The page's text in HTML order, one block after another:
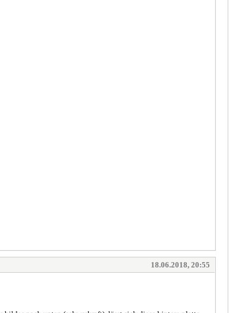
18.06.2018, 20:55